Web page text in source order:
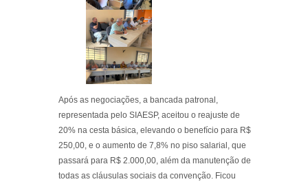
Após as negociações, a bancada patronal,
representada pelo SIAESP, aceitou o reajuste de
20% na cesta básica, elevando o benefício para R$
250,00, e o aumento de 7,8% no piso salarial, que
passará para R$ 2.000,00, além da manutenção de
todas as cláusulas sociais da convenção. Ficou